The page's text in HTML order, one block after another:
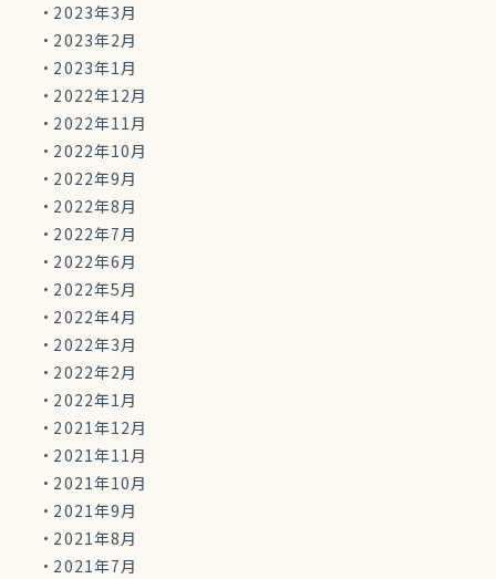
2023年3月
2023年2月
2023年1月
2022年12月
2022年11月
2022年10月
2022年9月
2022年8月
2022年7月
2022年6月
2022年5月
2022年4月
2022年3月
2022年2月
2022年1月
2021年12月
2021年11月
2021年10月
2021年9月
2021年8月
2021年7月